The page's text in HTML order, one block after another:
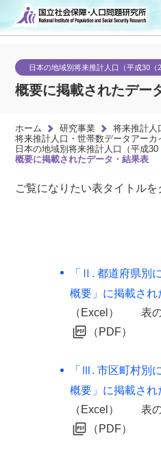
日本の地域別将来推計人口（平成30（
概要に掲載されたデー
ホーム 研究事業
将来推計人
将来推計人口・世帯数データアーカ
日本の地域別将来推計人口（平成30
概要に掲載されたデータ・結果表
ご覧になりたい表タイトルを
「Ⅱ. 都道府県別
概要」に掲載され
（Excel）表
（PDF）
「Ⅲ. 市区町村別
概要」に掲載され
（Excel）表
（PDF）